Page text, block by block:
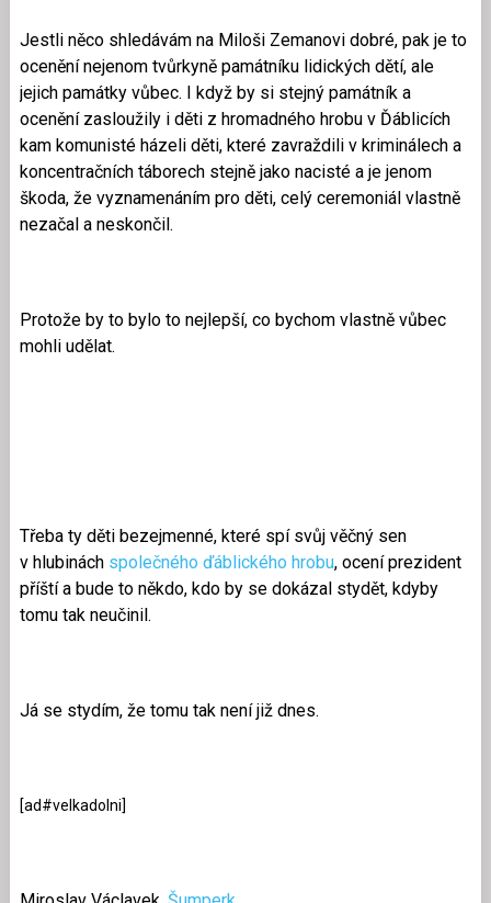
Jestli něco shledávám na Miloši Zemanovi dobré, pak je to
ocenění nejenom tvůrkyně památníku lidických dětí, ale
jejich památky vůbec. I když by si stejný památník a
ocenění zasloužily i děti z hromadného hrobu v Ďáblicích
kam komunisté házeli děti, které zavraždili v kriminálech a
koncentračních táborech stejně jako nacisté a je jenom
škoda, že vyznamenáním pro děti, celý ceremoniál vlastně
nezačal a neskončil.
Protože by to bylo to nejlepší, co bychom vlastně vůbec
mohli udělat.
Třeba ty děti bezejmenné, které spí svůj věčný sen
v hlubinách společného ďáblického hrobu, ocení prezident
příští a bude to někdo, kdo by se dokázal stydět, kdyby
tomu tak neučinil.
Já se stydím, že tomu tak není již dnes.
[ad#velkadolni]